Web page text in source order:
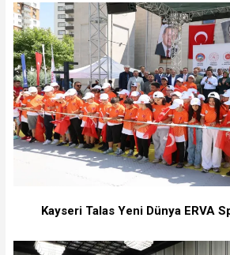
Kayseri Talas Yeni Dünya ERVA